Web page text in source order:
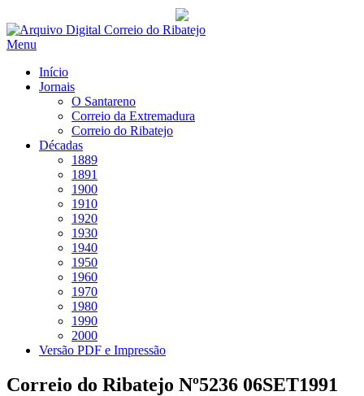
Saltar
para
Menu
Início
Jornais
O Santareno
Correio da Extremadura
Correio do Ribatejo
Décadas
1889
1891
1900
1910
1920
1930
1940
1950
1960
1970
1980
1990
2000
Versão PDF e Impressão
Correio do Ribatejo Nº5236 06SET1991